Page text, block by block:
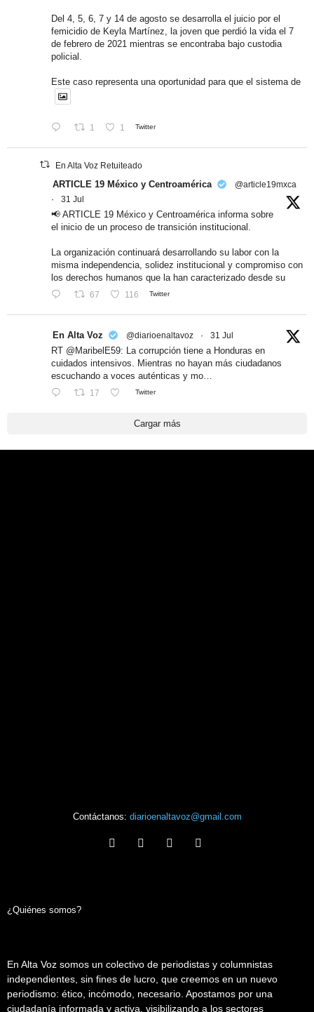
Del 4, 5, 6, 7 y 14 de agosto se desarrolla el juicio por el
femicidio de Keyla Martínez, la joven que perdió la vida el 7
de febrero de 2021 mientras se encontraba bajo custodia
policial.
Este caso representa una oportunidad para que el sistema de
1 1 Twitter
En Alta Voz Retuiteado
ARTICLE 19 México y Centroamérica
@article19mxca
·
31 Jul
📢 ARTICLE 19 México y Centroamérica informa sobre
el inicio de un proceso de transición institucional.
La organización continuará desarrollando su labor con la
misma independencia, solidez institucional y compromiso con
los derechos humanos que la han caracterizado desde su
67 116 Twitter
En Alta Voz @diarioenaltavoz · 31 Jul
RT @MaribelE59: La corrupción tiene a Honduras en
cuidados intensivos. Mientras no hayan más ciudadanos
escuchando a voces auténticas y mo…
17 Twitter
Cargar más
Contáctanos: diarioenaltavoz@gmail.com
¿Quiénes somos?
En Alta Voz somos un colectivo de periodistas y columnistas
independientes, sin fines de lucro, que creemos en un nuevo
periodismo: ético, incómodo, necesario. Apostamos por una
ciudadanía informada y activa, visibilizando a los sectores